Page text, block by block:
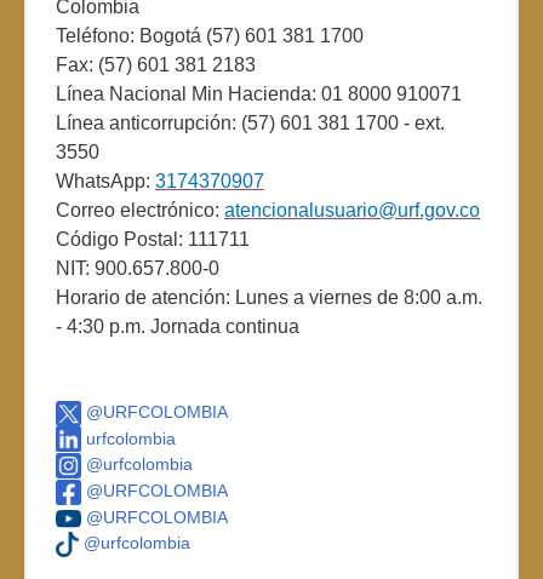
Colombia
Teléfono: Bogotá (57) 601 381 1700
Fax: (57) 601 381 2183
Línea Nacional Min Hacienda: 01 8000 910071
Línea anticorrupción: (57) 601 381 1700 - ext.
3550
WhatsApp: 3174370907
Correo electrónico: atencionalusuario@urf.gov.co
Código Postal: 111711
NIT: 900.657.800-0
Horario de atención: Lunes a viernes de 8:00 a.m.
- 4:30 p.m. Jornada continua
@URFCOLOMBIA
urfcolombia
@urfcolombia
@URFCOLOMBIA
@URFCOLOMBIA
@urfcolombia